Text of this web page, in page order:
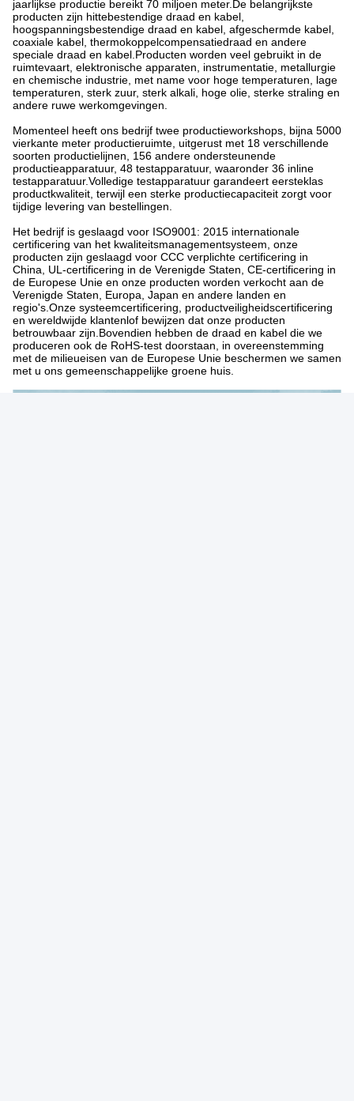
jaarlijkse productie bereikt 70 miljoen meter.De belangrijkste
producten zijn hittebestendige draad en kabel,
hoogspanningsbestendige draad en kabel, afgeschermde kabel,
coaxiale kabel, thermokoppelcompensatiedraad en andere
speciale draad en kabel.Producten worden veel gebruikt in de
ruimtevaart, elektronische apparaten, instrumentatie, metallurgie
en chemische industrie, met name voor hoge temperaturen, lage
temperaturen, sterk zuur, sterk alkali, hoge olie, sterke straling en
andere ruwe werkomgevingen.
Momenteel heeft ons bedrijf twee productieworkshops, bijna 5000
vierkante meter productieruimte, uitgerust met 18 verschillende
soorten productielijnen, 156 andere ondersteunende
productieapparatuur, 48 testapparatuur, waaronder 36 inline
testapparatuur.Volledige testapparatuur garandeert eersteklas
productkwaliteit, terwijl een sterke productiecapaciteit zorgt voor
tijdige levering van bestellingen.
Het bedrijf is geslaagd voor ISO9001: 2015 internationale
certificering van het kwaliteitsmanagementsysteem, onze
producten zijn geslaagd voor CCC verplichte certificering in
China, UL-certificering in de Verenigde Staten, CE-certificering in
de Europese Unie en onze producten worden verkocht aan de
Verenigde Staten, Europa, Japan en andere landen en
regio's.Onze systeemcertificering, productveiligheidscertificering
en wereldwijde klantenlof bewijzen dat onze producten
betrouwbaar zijn.Bovendien hebben de draad en kabel die we
produceren ook de RoHS-test doorstaan, in overeenstemming
met de milieueisen van de Europese Unie beschermen we samen
met u ons gemeenschappelijke groene huis.